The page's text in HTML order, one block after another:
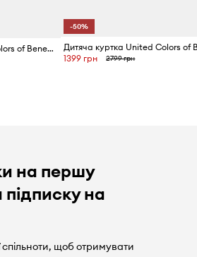
Дитяча куртка United Colors of Benetton
-50%
1399 грн 2799 грн
на першу
на
щоб отримувати